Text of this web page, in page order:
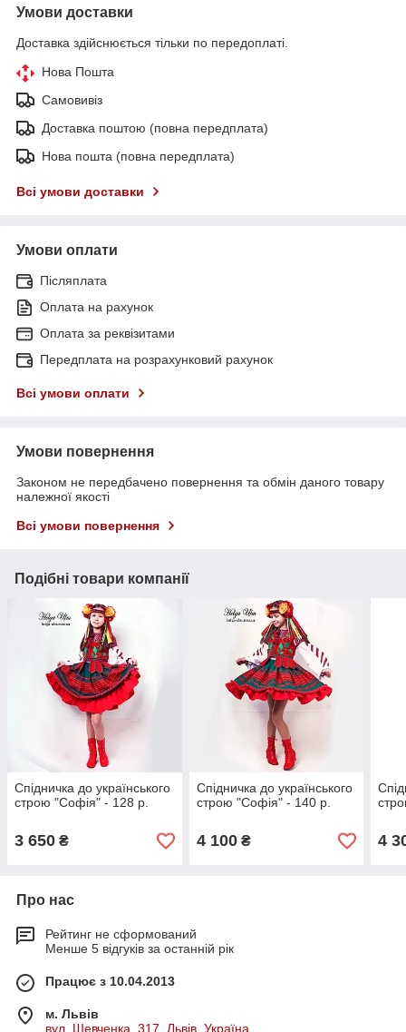
Умови доставки
Доставка здійснюється тільки по передоплаті.
Нова Пошта
Самовивіз
Доставка поштою (повна передплата)
Нова пошта (повна передплата)
Всі умови доставки
Умови оплати
Післяплата
Оплата на рахунок
Оплата за реквізитами
Передплата на розрахунковий рахунок
Всі умови оплати
Умови повернення
Законом не передбачено повернення та обмін даного товару
належної якості
Всі умови повернення
Подібні товари компанії
Спідничка до українського
строю "Софія" - 128 р.
3 650 ₴
Спідничка до українського
строю "Софія" - 140 р.
4 100₴ 4
Про нас
Рейтинг не сформований
Менше 5 відгуків за останній рік
Працює з 10.04.2013
м. Львів
вул. Шевченка, 317, Львів, Україна